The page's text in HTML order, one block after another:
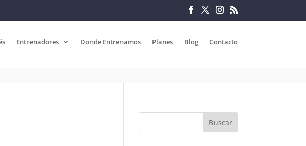
Entrenadores Donde Entrenamos Planes Blog Contacto